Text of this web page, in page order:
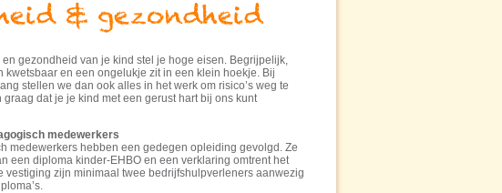
gezondheid van je kind stel je hoge eisen. Begrijpelijk,
kwetsbaar en een ongelukje zit in een klein hoekje. Bij
stellen we dan ook alles in het werk om risico’s weg te
graag dat je je kind met een gerust hart bij ons kunt
medewerkers
medewerkers hebben een gedegen opleiding gevolgd. Ze
een diploma kinder-EHBO en een verklaring omtrent het
vestiging zijn minimaal twee bedrijfshulpverleners aanwezig